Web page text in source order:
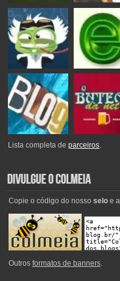
Lista completa deparceiros.
Copie o código do nosso seloe
Outros formatos de banners.